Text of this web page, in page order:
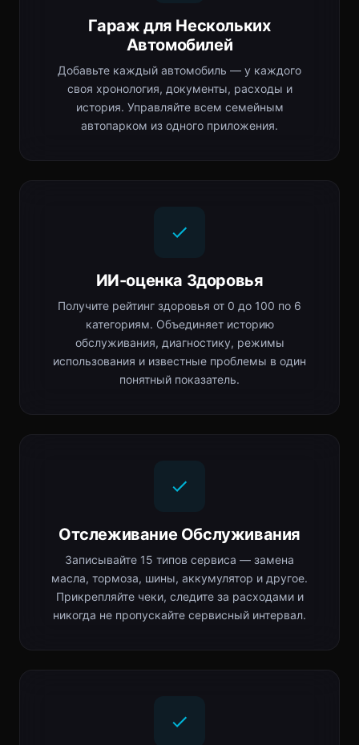
Гараж для Нескольких
Автомобилей
Добавьте каждый автомобиль — у каждого
своя хронология, документы, расходы и
история. Управляйте всем семейным
автопарком из одного приложения.
ИИ-оценка Здоровья
Получите рейтинг здоровья от 0 до 100 по 6
категориям. Объединяет историю
обслуживания, диагностику, режимы
использования и известные проблемы в один
понятный показатель.
Отслеживание Обслуживания
Записывайте 15 типов сервиса — замена
масла, тормоза, шины, аккумулятор и другое.
Прикрепляйте чеки, следите за расходами и
никогда не пропускайте сервисный интервал.